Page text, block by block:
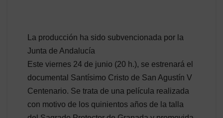
La producción ha sido subvencionada por la
Junta de Andalucía
Este viernes 24 de junio (20 h.), se estrenará el
documental Santísimo Cristo de San Agustín V
Centenario. Se trata de una película realizada
con motivo de los quinientos años de la talla